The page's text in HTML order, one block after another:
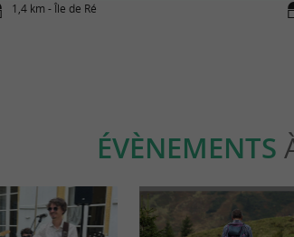
1,4 km - Île de Ré
ÉVÈNEMENTS